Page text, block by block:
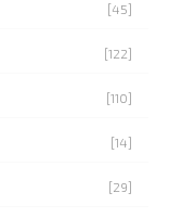
[45]
[122]
[110]
[14]
[29]